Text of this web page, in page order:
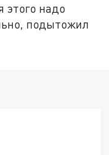
этого надо
подытожил